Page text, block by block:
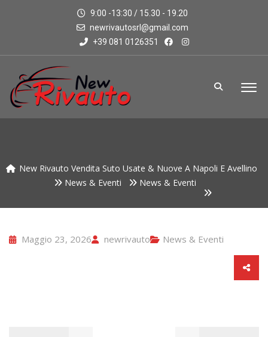
9:00 -13:30 / 15.30 - 19.20
newrivautosrl@gmail.com
+39 081 0126351
New Rivauto Vendita Suto Usate & Nuove A Napoli E Avellino
News & Eventi
News & Eventi
Maggio 23, 2026 newrivauto News & Eventi